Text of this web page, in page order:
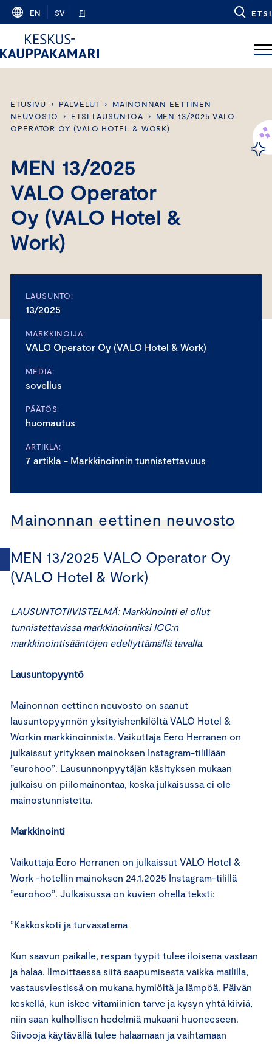
Skip
content
EN SV FI ETSI
ETUSIVU › PALVELUT ›
MAINONNAN EETTINEN
NEUVOSTO
› ETSI LAUSUNTOA ›
MEN 13/2025 VALO
OPERATOR OY (VALO HOTEL & WORK)
MEN 13/2025
VALO Operator
Oy (VALO Hotel &
Work)
LAUSUNTO:
13/2025
MARKKINOIJA:
VALO Operator Oy (VALO Hotel & Work)
MEDIA:
sovellus
PÄÄTÖS:
huomautus
ARTIKLA:
7 artikla - Markkinoinnin tunnistettavuus
Mainonnan eettinen neuvosto
MEN 13/2025 VALO Operator Oy
(VALO Hotel & Work)
LAUSUNTOTIIVISTELMÄ: Markkinointi ei ollut
tunnistettavissa markkinoinniksi ICC:n
markkinointisääntöjen edellyttämällä tavalla.
Lausuntopyyntö
Mainonnan eettinen neuvosto on saanut
lausuntopyynnön yksityishenkilöltä VALO Hotel &
Workin markkinoinnista. Vaikuttaja Eero Herranen on
julkaissut yrityksen mainoksen Instagram-tilillään
”eurohoo”. Lausunnonpyytäjän käsityksen mukaan
julkaisu on piilomainontaa, koska julkaisussa ei ole
mainostunnistetta.
Markkinointi
Vaikuttaja Eero Herranen on julkaissut VALO Hotel &
Work -hotellin mainoksen 24.1.2025 Instagram-tilillä
”eurohoo”. Julkaisussa on kuvien ohella teksti:
”Kakkoskoti ja turvasatama
Kun saavun paikalle, respan tyypit tulee iloisena vastaan
ja halaa. Ilmoittaessa siitä saapumisesta vaikka maililla,
vastausviestissä on mukana hymiöitä ja lämpöä. Päivän
keskellä, kun iskee vitamiinien tarve ja kysyn yhtä kiiviä,
niin saan kulhollisen hedelmiä mukaani huoneeseen.
Siivooja käytävällä tulee halaamaan ja vaihtamaan